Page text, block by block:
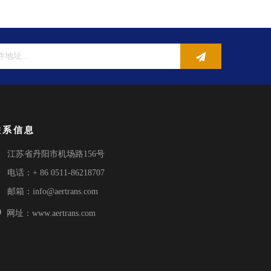
系信息
江苏省丹阳市机场路156号
电话：+ 86 0511-86218707
邮箱： info@aertrans.com
网址：www.aertrans.com